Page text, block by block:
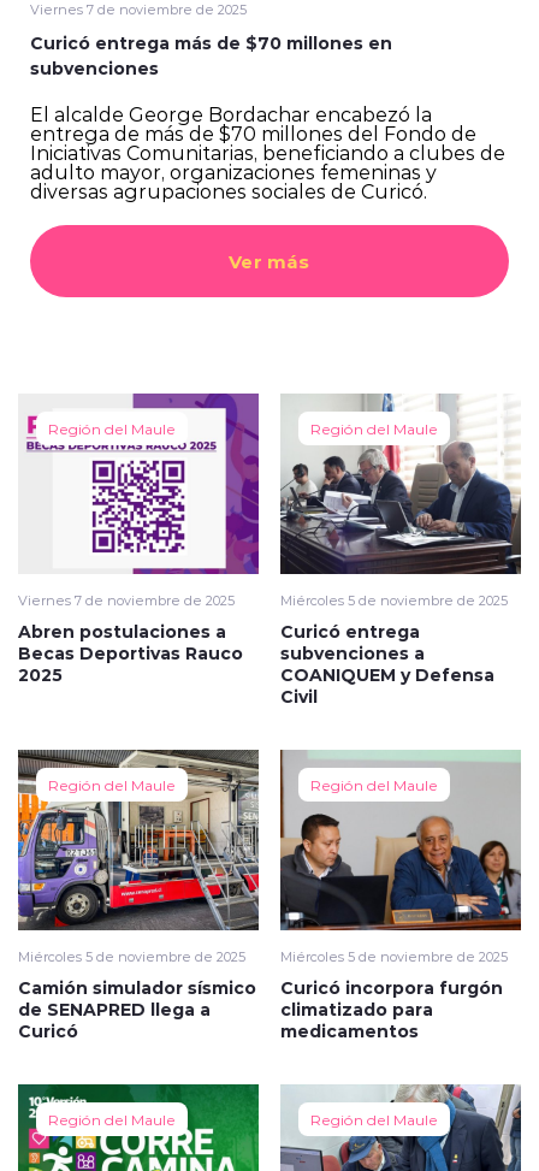
Viernes 7 de noviembre de 2025
Curicó entrega más de $70 millones en
subvenciones
El alcalde George Bordachar encabezó la
entrega de más de $70 millones del Fondo de
Iniciativas Comunitarias, beneficiando a clubes de
adulto mayor, organizaciones femeninas y
diversas agrupaciones sociales de Curicó.
Ver más
Región del Maule
Viernes 7 de noviembre de 2025
Abren postulaciones a
Becas Deportivas Rauco
2025
Región del Maule
Miércoles 5 de noviembre de 2025
Curicó entrega
subvenciones a
COANIQUEM y Defensa
Civil
Región del Maule
Miércoles 5 de noviembre de 2025
Camión simulador sísmico
de SENAPRED llega a
Curicó
Región del Maule
Miércoles 5 de noviembre de 2025
Curicó incorpora furgón
climatizado para
medicamentos
Región del Maule Región del Maule